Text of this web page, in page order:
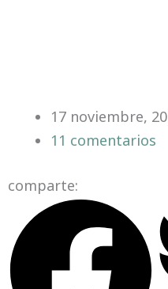
17 noviembre,
11 comentarios
comparte: